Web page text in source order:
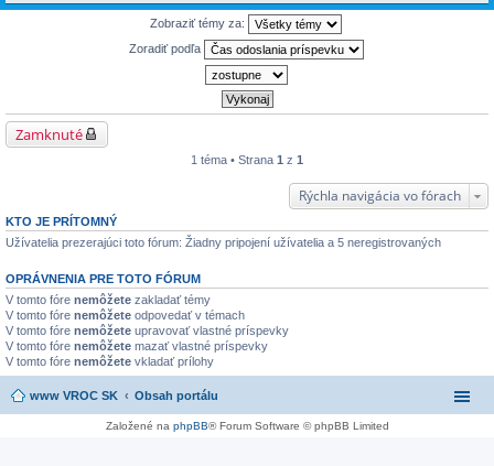
Zobraziť témy za:
Zoradiť podľa
Zamknuté
1 téma • Strana 1 z 1
Rýchla navigácia vo fórach
KTO JE PRÍTOMNÝ
Užívatelia prezerajúci toto fórum: Žiadny pripojení užívatelia a 5 neregistrovaných
OPRÁVNENIA PRE TOTO FÓRUM
V tomto fóre nemôžete zakladať témy
V tomto fóre nemôžete odpovedať v témach
V tomto fóre nemôžete upravovať vlastné príspevky
V tomto fóre nemôžete mazať vlastné príspevky
V tomto fóre nemôžete vkladať prílohy
www VROC SK Obsah portálu
Založené na phpBB® Forum Software © phpBB Limited